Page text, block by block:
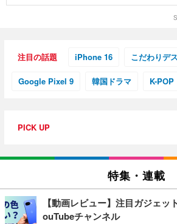
注目の話題 iPhone 16 こだわりデ
Google Pixel 9 韓国ドラマ K-POP
PICK UP
特集・連載
【動画レビュー】注目ガジェ
ouTubeチャンネル